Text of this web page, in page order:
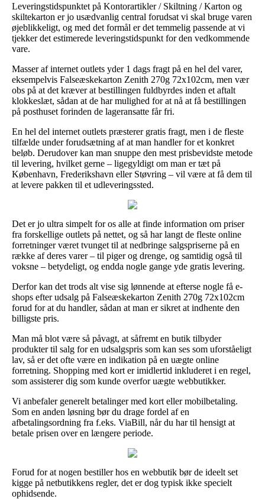
Leveringstidspunktet på Kontorartikler / Skiltning / Karton og
skiltekarton er jo usædvanlig central forudsat vi skal bruge varen
øjeblikkeligt, og med det formål er det temmelig passende at vi
tjekker det estimerede leveringstidspunkt for den vedkommende
vare.
Masser af internet outlets yder 1 dags fragt på en hel del varer,
eksempelvis Falseæskekarton Zenith 270g 72x102cm, men vær
obs på at det kræver at bestillingen fuldbyrdes inden et aftalt
klokkeslæt, sådan at de har mulighed for at nå at få bestillingen
på posthuset forinden de lageransatte får fri.
En hel del internet outlets præsterer gratis fragt, men i de fleste
tilfælde under forudsætning af at man handler for et konkret
beløb. Derudover kan man snuppe den mest prisbevidste metode
til levering, hvilket gerne – ligegyldigt om man er tæt på
København, Frederikshavn eller Støvring – vil være at få dem til
at levere pakken til et udleveringssted.
Det er jo ultra simpelt for os alle at finde information om priser
fra forskellige outlets på nettet, og så har langt de fleste online
forretninger været tvunget til at nedbringe salgspriserne på en
række af deres varer – til piger og drenge, og samtidig også til
voksne – betydeligt, og endda nogle gange yde gratis levering.
Derfor kan det trods alt vise sig lønnende at efterse nogle få e-
shops efter udsalg på Falseæskekarton Zenith 270g 72x102cm
forud for at du handler, sådan at man er sikret at indhente den
billigste pris.
Man må blot være så påvagt, at såfremt en butik tilbyder
produkter til salg for en udsalgspris som kan ses som uforståeligt
lav, så er det ofte være en indikation på en uægte online
forretning. Shopping med kort er imidlertid inkluderet i en regel,
som assisterer dig som kunde overfor uægte webbutikker.
Vi anbefaler generelt betalinger med kort eller mobilbetaling.
Som en anden løsning bør du drage fordel af en
afbetalingsordning fra f.eks. ViaBill, når du har til hensigt at
betale prisen over en længere periode.
Forud for at nogen bestiller hos en webbutik bør de ideelt set
kigge på netbutikkens regler, det er dog typisk ikke specielt
ophidsende.